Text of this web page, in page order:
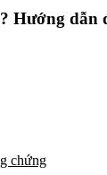
Hướng dẫn
chứng